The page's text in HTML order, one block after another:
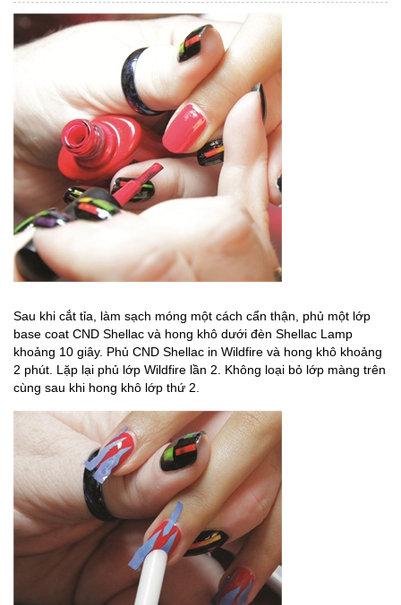
Sau khi cắt tỉa, làm sạch móng một cách cẩn thận, phủ một lớp
base coat CND Shellac và hong khô dưới đèn Shellac Lamp
khoảng 10 giây. Phủ CND Shellac in Wildfire và hong khô khoảng
2 phút. Lặp lại phủ lớp Wildfire lần 2. Không loại bỏ lớp màng trên
cùng sau khi hong khô lớp thứ 2.